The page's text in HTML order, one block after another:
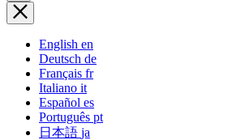
English en
Deutsch de
Français fr
Italiano it
Español es
Português pt
日本語 ja